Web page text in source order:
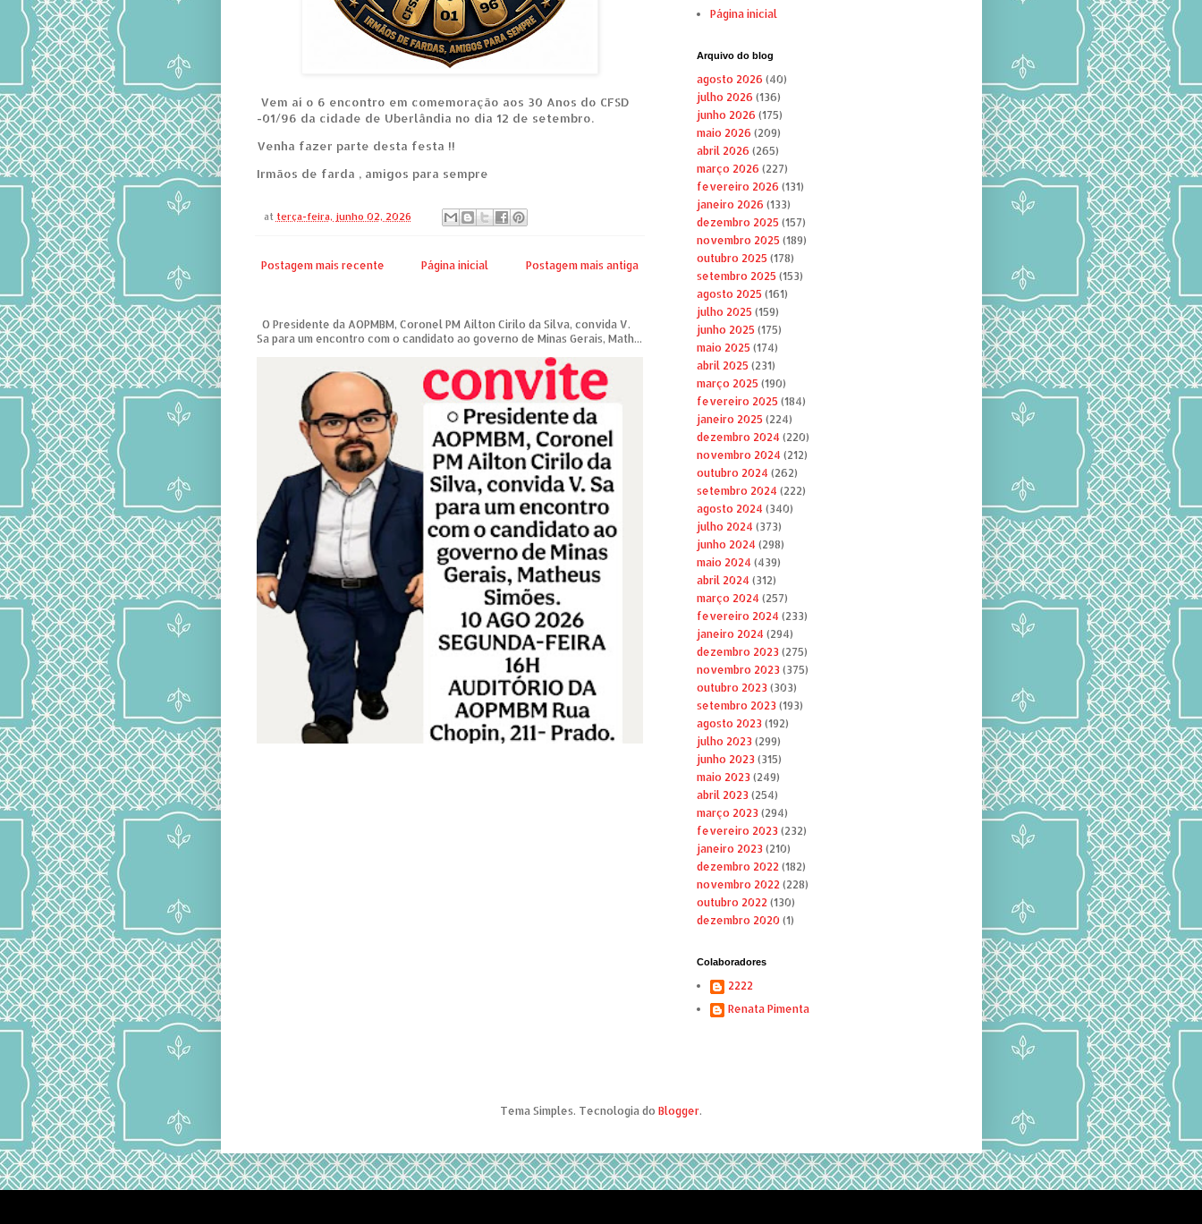
Vem aí o 6 encontro em comemoração aos 30 Anos do CFSD
-01/96 da cidade de Uberlândia no dia 12 de setembro.
Venha fazer parte desta festa !!
Irmãos de farda , amigos para sempre
at terça-feira, junho 02, 2026
Postagem mais recente Postagem mais antiga
Página inicial
O Presidente da AOPMBM, Coronel PM Ailton Cirilo da Silva, convida V.
Sa para um encontro com o candidato ao governo de Minas Gerais, Math...
Página inicial
Arquivo do blog
agosto 2026 (40)
julho 2026 (136)
junho 2026 (175)
maio 2026 (209)
abril 2026 (265)
março 2026 (227)
fevereiro 2026 (131)
janeiro 2026 (133)
dezembro 2025 (157)
novembro 2025 (189)
outubro 2025 (178)
setembro 2025 (153)
agosto 2025 (161)
julho 2025 (159)
junho 2025 (175)
maio 2025 (174)
abril 2025 (231)
março 2025 (190)
fevereiro 2025 (184)
janeiro 2025 (224)
dezembro 2024 (220)
novembro 2024 (212)
outubro 2024 (262)
setembro 2024 (222)
agosto 2024 (340)
julho 2024 (373)
junho 2024 (298)
maio 2024 (439)
abril 2024 (312)
março 2024 (257)
fevereiro 2024 (233)
janeiro 2024 (294)
dezembro 2023(275)
novembro 2023(375)
outubro 2023(303)
setembro 2023(193)
agosto 2023(192)
julho 2023(299)
junho 2023(315)
maio 2023(249)
abril 2023(254)
março 2023(294)
fevereiro 2023(232)
janeiro 2023(210)
dezembro 2022(182)
novembro 2022(228)
outubro 2022(130)
dezembro 2020(1)
Colaboradores
2222
Renata Pimenta
Tema Simples. Tecnologia do Blogger.